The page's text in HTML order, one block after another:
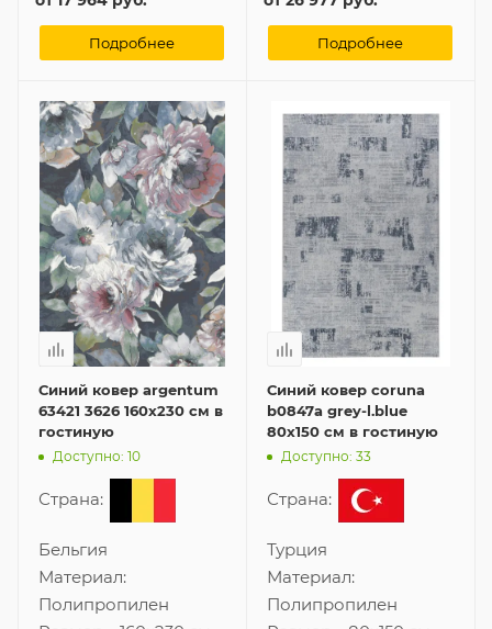
Подробнее Подробнее
Синий ковер argentum
63421 3626 160x230 см в
гостиную
Доступно: 10
Страна:
Бельгия
Материал:
Полипропилен
Синий ковер coruna
b0847a grey-l.blue
80x150 см в гостиную
Доступно: 33
Страна:
Турция
Материал:
Полипропилен